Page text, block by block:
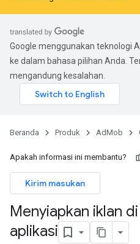
Google menggunakan teknologi
ke dalam bahasa pilihan Anda.
mengandung kesalahan.
Beranda Produk AdMob
Apakah informasi ini membantu?
Kirim masukan
Menyiapkan iklan
aplikasi